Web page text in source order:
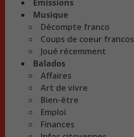
Émissions
Musique
Décompte franco
Coups de coeur francos
Joué récemment
Balados
Affaires
Art de vivre
Bien-être
Emploi
Finances